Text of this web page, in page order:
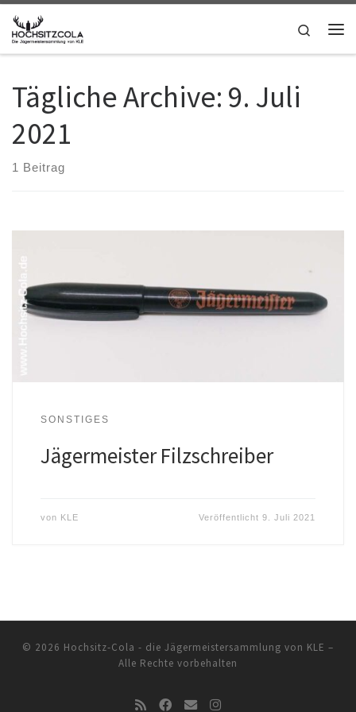
Zum Inhalt springen
Search
Tägliche Archive: 9. Juli
2021
1 Beitrag
SONSTIGES
Jägermeister Filzschreiber
von KLE Veröffentlicht9. Juli 2021
© 2026 Hochsitz-Cola - die Jägermeistersammlung von KLE –
Alle Rechte vorbehalten